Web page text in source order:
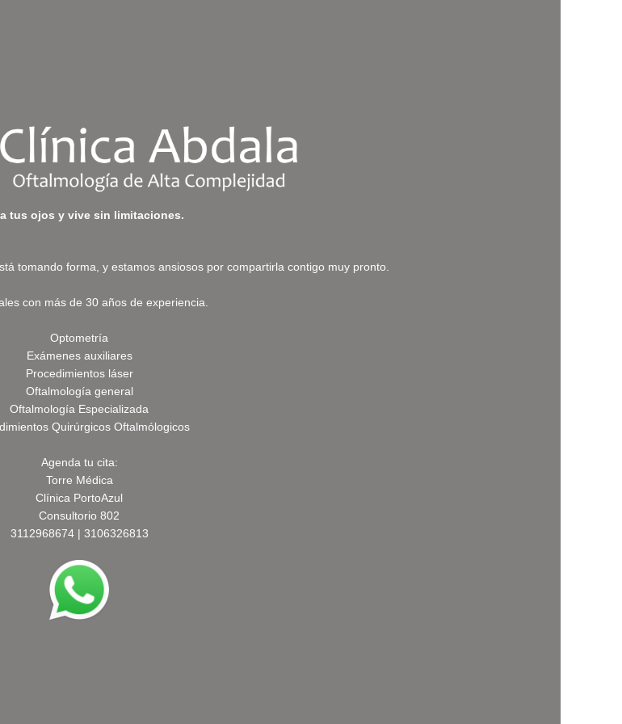
tus ojos y vive sin limitaciones.
tomando forma, y estamos ansiosos por compartirla contigo muy pronto.
con más de 30 años de experiencia.
Optometría
Exámenes auxiliares
Procedimientos láser
Oftalmología general
Oftalmología Especializada
Quirúrgicos Oftalmólogicos
Agenda tu cita:
Torre Médica
Clínica PortoAzul
Consultorio 802
3112968674 | 3106326813